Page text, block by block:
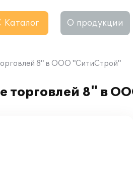
Каталог О продукции
8" в ООО "СитиСтрой"
торговлей 8" в